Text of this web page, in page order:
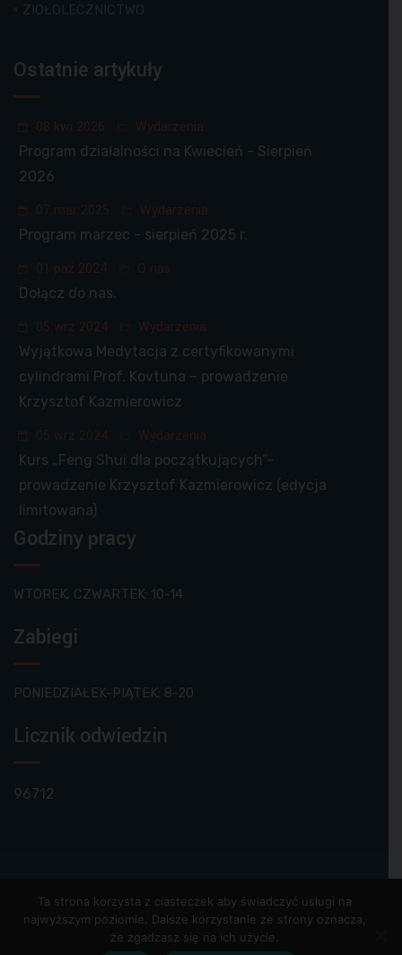
ZIOŁOLECZNICTWO
Ostatnie artykuły
08 kwi 2026 Wydarzenia
Program działalności na Kwiecień - Sierpień
2026
07 mar 2025 Wydarzenia
Program marzec - sierpień 2025 r.
01 paź 2024 O nas
Dołącz do nas.
05 wrz 2024 Wydarzenia
Wyjątkowa Medytacja z certyfikowanymi
cylindrami Prof. Kovtuna – prowadzenie
Krzysztof Kazmierowicz
05 wrz 2024 Wydarzenia
Kurs „Feng Shui dla początkujących”–
prowadzenie Krzysztof Kazmierowicz (edycja
limitowana)
Godziny pracy
WTOREK, CZWARTEK: 10-14
Zabiegi
PONIEDZIAŁEK-PIĄTEK: 8-20
Licznik odwiedzin
96712
© Biorad 2020. Wszystkie prawa zastrzeżone.
POLITYKA PRYWATNOŚCI POLITYKA COOKIES
Ta strona korzysta z ciasteczek aby świadczyć usługi na
najwyższym poziomie. Dalsze korzystanie ze strony oznacza,
że zgadzasz się na ich użycie.